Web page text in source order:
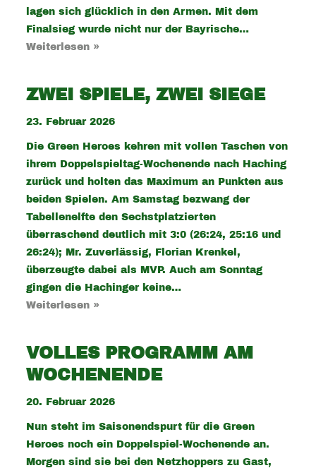
lagen sich glücklich in den Armen. Mit dem
Finalsieg wurde nicht nur der Bayrische…
Weiterlesen »
ZWEI SPIELE, ZWEI SIEGE
23. Februar 2026
Die Green Heroes kehren mit vollen Taschen von
ihrem Doppelspieltag-Wochenende nach Haching
zurück und holten das Maximum an Punkten aus
beiden Spielen. Am Samstag bezwang der
Tabellenelfte den Sechstplatzierten
überraschend deutlich mit 3:0 (26:24, 25:16 und
26:24); Mr. Zuverlässig, Florian Krenkel,
überzeugte dabei als MVP. Auch am Sonntag
gingen die Hachinger keine…
Weiterlesen »
VOLLES PROGRAMM AM
WOCHENENDE
20. Februar 2026
Nun steht im Saisonendspurt für die Green
Heroes noch ein Doppelspiel-Wochenende an.
Morgen sind sie bei den Netzhoppers zu Gast,